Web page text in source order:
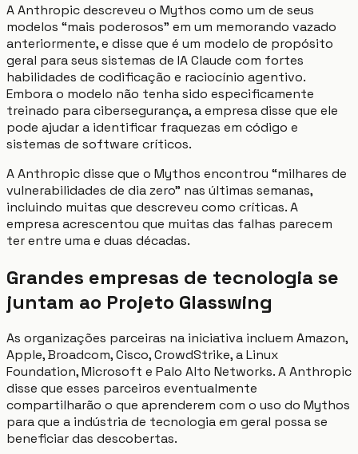
A Anthropic descreveu o Mythos como um de seus
modelos “mais poderosos” em um memorando vazado
anteriormente, e disse que é um modelo de propósito
geral para seus sistemas de IA Claude com fortes
habilidades de codificação e raciocínio agentivo.
Embora o modelo não tenha sido especificamente
treinado para cibersegurança, a empresa disse que ele
pode ajudar a identificar fraquezas em código e
sistemas de software críticos.
A Anthropic disse que o Mythos encontrou “milhares de
vulnerabilidades de dia zero” nas últimas semanas,
incluindo muitas que descreveu como críticas. A
empresa acrescentou que muitas das falhas parecem
ter entre uma e duas décadas.
Grandes empresas de tecnologia se
juntam ao Projeto Glasswing
As organizações parceiras na iniciativa incluem Amazon,
Apple, Broadcom, Cisco, CrowdStrike, a Linux
Foundation, Microsoft e Palo Alto Networks. A Anthropic
disse que esses parceiros eventualmente
compartilharão o que aprenderem com o uso do Mythos
para que a indústria de tecnologia em geral possa se
beneficiar das descobertas.